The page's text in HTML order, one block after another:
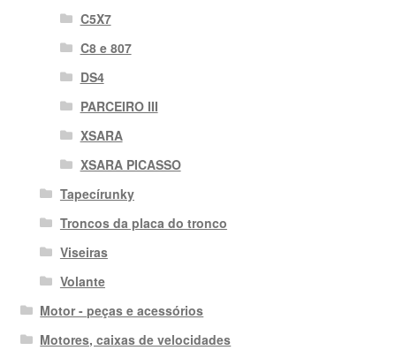
C5X7
C8 e 807
DS4
PARCEIRO III
XSARA
XSARA PICASSO
Tapecírunky
Troncos da placa do tronco
Viseiras
Volante
Motor - peças e acessórios
Motores, caixas de velocidades